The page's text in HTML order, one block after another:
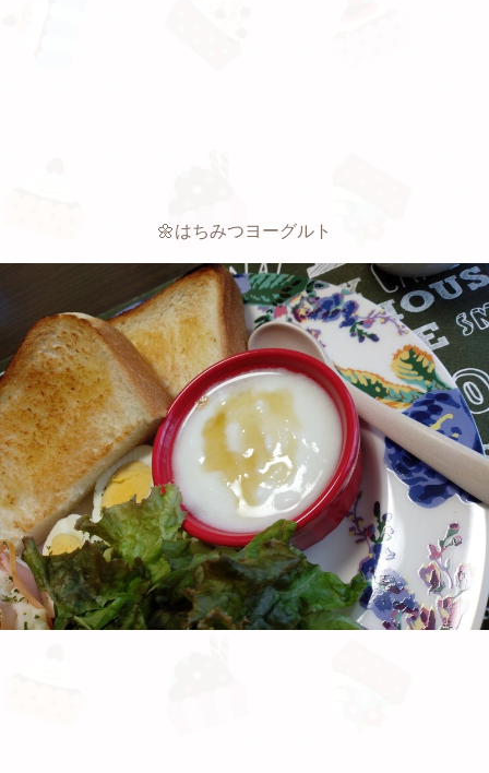
🌼はちみつヨーグルト